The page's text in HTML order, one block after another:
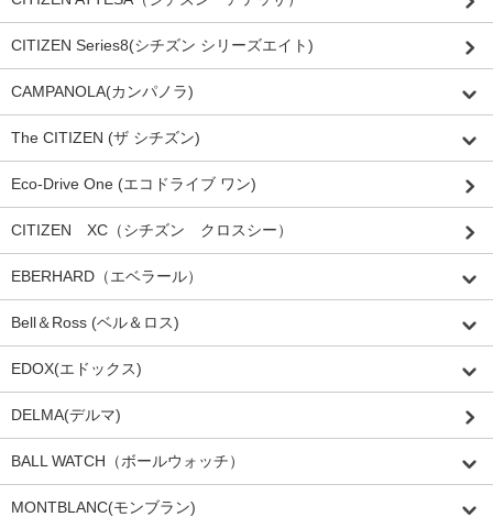
CITIZEN Series8(シチズン シリーズエイト)
CAMPANOLA(カンパノラ)
The CITIZEN (ザ シチズン)
Eco-Drive One (エコドライブ ワン)
CITIZEN XC（シチズン クロスシー）
EBERHARD（エベラール）
Bell＆Ross (ベル＆ロス)
EDOX(エドックス)
DELMA(デルマ)
BALL WATCH（ボールウォッチ）
MONTBLANC(モンブラン)